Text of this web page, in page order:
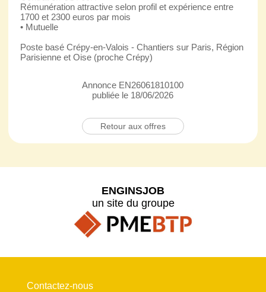
Rémunération attractive selon profil et expérience entre
1700 et 2300 euros par mois
• Mutuelle
Poste basé Crépy-en-Valois - Chantiers sur Paris, Région
Parisienne et Oise (proche Crépy)
Annonce EN26061810100
publiée le 18/06/2026
Retour aux offres
ENGINSJOB
un site du groupe
Contactez-nous